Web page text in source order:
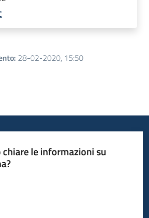
: 28-02-2020, 15:50
chiare le informazioni su